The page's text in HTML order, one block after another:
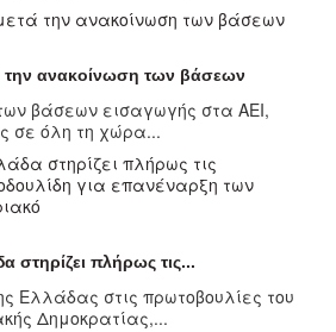
την ανακοίνωση των βάσεων
βάσεων εισαγωγής στα ΑΕΙ,
σε όλη τη χώρα...
στηρίζει πλήρως τις...
Ελλάδας στις πρωτοβουλίες του
Δημοκρατίας,...